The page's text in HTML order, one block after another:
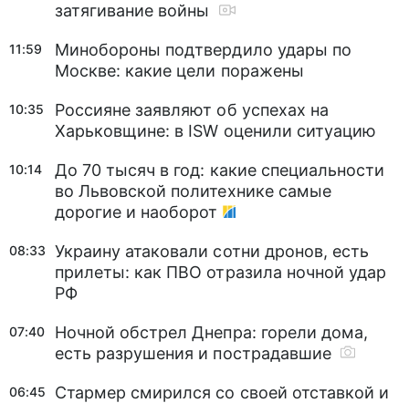
затягивание войны
11:59
Минобороны подтвердило удары по
Москве: какие цели поражены
10:35
Россияне заявляют об успехах на
Харьковщине: в ISW оценили ситуацию
10:14
До 70 тысяч в год: какие специальности
во Львовской политехнике самые
дорогие и наоборот
08:33
Украину атаковали сотни дронов, есть
прилеты: как ПВО отразила ночной удар
РФ
07:40
Ночной обстрел Днепра: горели дома,
есть разрушения и пострадавшие
06:45
Стармер смирился со своей отставкой и